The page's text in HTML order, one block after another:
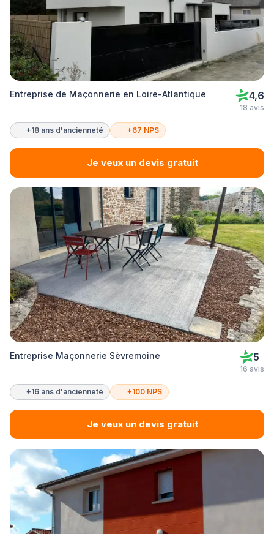
Entreprise de Maçonnerie en Loire-Atlantique 4,6
18 avis
+18 ans d'ancienneté +67 NPS
Je veux un devis gratuit
Entreprise Maçonnerie Sèvremoine 5
16 avis
+16 ans d'ancienneté +100 NPS
Je veux un devis gratuit